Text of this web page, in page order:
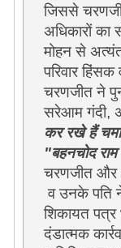
जिससे
अधिकारों
मोहन से
परिवार
चरणजीत ने
सरेआम गंदी,
कर रखे हैं
"बहनचोद
चरणजीत और
व उनके पति
शिकायत पत्र
दंडात्मक